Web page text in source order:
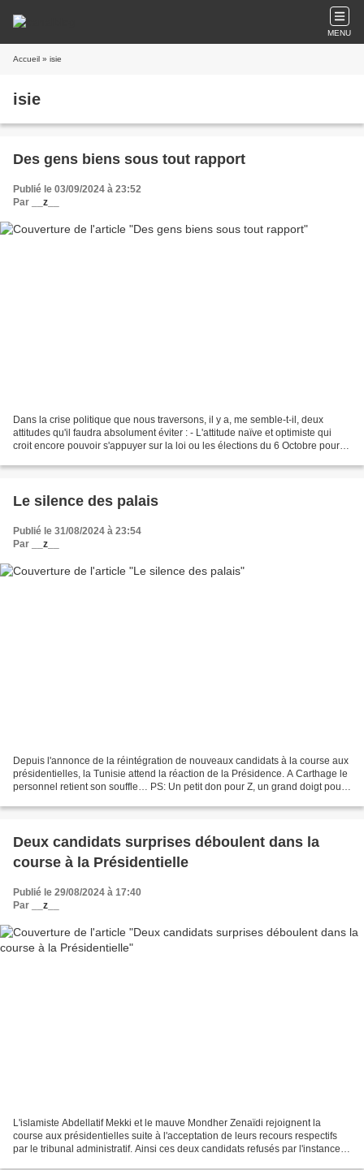
MENU
Accueil » isie
isie
Des gens biens sous tout rapport
Publié le 03/09/2024 à 23:52
Par
__z__
Dans la crise politique que nous traversons, il y a, me semble-t-il, deux
attitudes qu'il faudra absolument éviter : - L'attitude naïve et optimiste qui
croit encore pouvoir s'appuyer sur la loi ou les élections du 6 Octobre pour
Le silence des palais
Publié le 31/08/2024 à 23:54
Par
__z__
Depuis l'annonce de la réintégration de nouveaux candidats à la course aux
présidentielles, la Tunisie attend la réaction de la Présidence. A Carthage le
personnel retient son souffle… PS: Un petit don pour Z, un grand doigt pour
Deux candidats surprises déboulent dans la
course à la Présidentielle
Publié le 29/08/2024 à 17:40
Par
__z__
L'islamiste Abdellatif Mekki et le mauve Mondher Zenaïdi rejoignent la
course aux présidentielles suite à l'acceptation de leurs recours respectifs
par le tribunal administratif. Ainsi ces deux candidats refusés par l'instance